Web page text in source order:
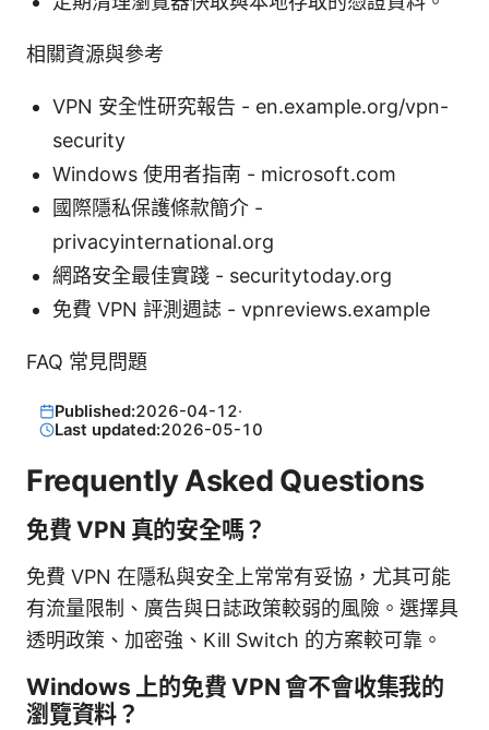
相關資源與參考
VPN 安全性研究報告 - en.example.org/vpn-
security
Windows 使用者指南 - microsoft.com
國際隱私保護條款簡介 -
privacyinternational.org
網路安全最佳實踐 - securitytoday.org
免費 VPN 評測週誌 - vpnreviews.example
FAQ 常見問題
Published:2026-04-12·
Last updated:2026-05-10
Frequently Asked Questions
免費 VPN 真的安全嗎？
免費 VPN 在隱私與安全上常常有妥協，尤其可能
有流量限制、廣告與日誌政策較弱的風險。選擇具
透明政策、加密強、Kill Switch 的方案較可靠。
Windows 上的免費 VPN 會不會收集我的
瀏覽資料？